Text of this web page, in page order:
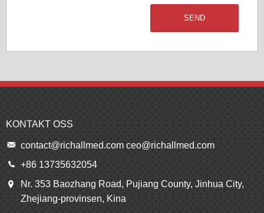
SEND
KONTAKT OSS
contact@richallmed.com ceo@richallmed.com
+86 13735632054
Nr. 353 Baozhang Road, Pujiang County, Jinhua City,
Zhejiang-provinsen, Kina